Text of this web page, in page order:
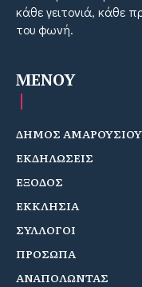
κάθε γειτονιά, κάθε
του φωνή.
MENOY
ΔΗΜΟΣ ΑΜΑΡΟΥΣΙΟΥ
ΕΚΔΗΛΩΣΕΙΣ
ΕΞΟΔΟΣ
ΕΚΚΛΗΣΙΑ
ΣΥΛΛΟΓΟΙ
ΠΡΟΣΩΠΑ
ΑΝΑΠΟΛΩΝΤΑΣ